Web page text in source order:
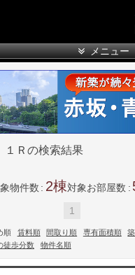
メニュー
Ｒの検索結果
物件数 2 対象お部屋数
1
順 賃料順 間取り順 専有面積順
徒歩分数
物件名順